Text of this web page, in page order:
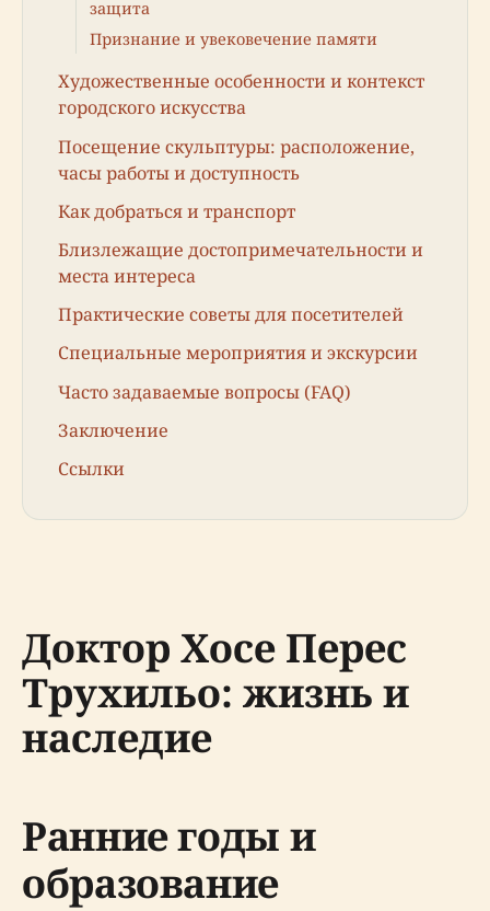
защита
Признание и увековечение памяти
Художественные особенности и контекст
городского искусства
Посещение скульптуры: расположение,
часы работы и доступность
Как добраться и транспорт
Близлежащие достопримечательности и
места интереса
Практические советы для посетителей
Специальные мероприятия и экскурсии
Часто задаваемые вопросы (FAQ)
Заключение
Ссылки
Доктор Хосе Перес
Трухильо: жизнь и
наследие
Ранние годы и
образование